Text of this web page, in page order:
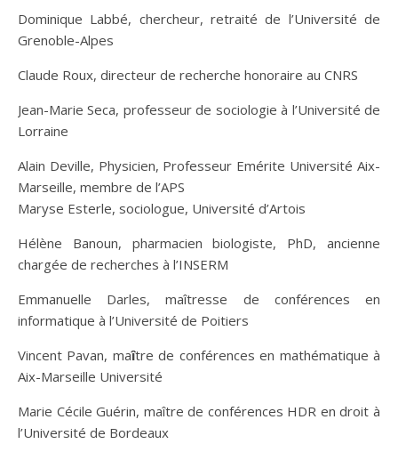
Dominique Labbé, chercheur, retraité de l’Université de
Grenoble-Alpes
Claude Roux, directeur de recherche honoraire au CNRS
Jean-Marie Seca, professeur de sociologie à l’Université de
Lorraine
Alain Deville, Physicien, Professeur Emérite Université Aix-
Marseille, membre de l’APS
Maryse Esterle, sociologue, Université d’Artois
Hélène Banoun, pharmacien biologiste, PhD, ancienne
chargée de recherches à l’INSERM
Emmanuelle Darles, maîtresse de conférences en
informatique à l’Université de Poitiers
Vincent Pavan, maître de conférences en mathématique à
Aix-Marseille Université
Marie Cécile Guérin, maître de conférences HDR en droit à
l’Université de Bordeaux